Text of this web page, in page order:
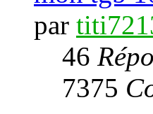
par
46
7375